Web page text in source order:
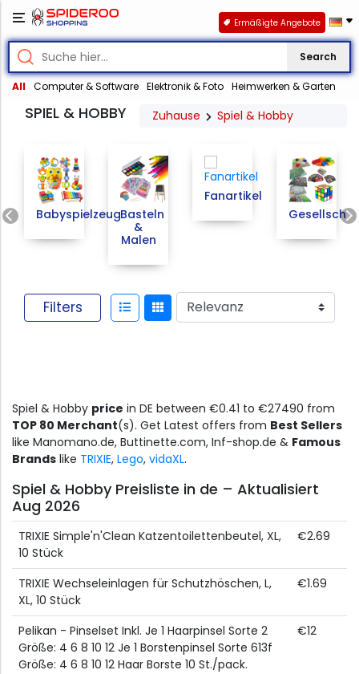
Search
All Computer & Software Elektronik & Foto Heimwerken & Garten
Ermäßigte Angebote
SPIEL & HOBBY Zuhause Spiel & Hobby
Previous
BabyspielzeugBasteln
&
Malen
Fanartikel
Filters
Spiel & Hobby price in DE between €0.41 to €27490 from
TOP 80 Merchant(s). Get Latest offers from Best Sellers
like Manomano.de, Buttinette.com, Inf-shop.de & Famous
Brands like TRIXIE, Lego, vidaXL.
Spiel & Hobby Preisliste in de – Aktualisiert
Aug 2026
TRIXIE Simple'n'Clean Katzentoilettenbeutel, XL,
10 Stück
€2.69
TRIXIE Wechseleinlagen für Schutzhöschen, L,
XL, 10 Stück
€1.69
Pelikan - Pinselset Inkl. Je 1 Haarpinsel Sorte 2
Größe: 4 6 8 10 12 Je 1 Borstenpinsel Sorte 613f
Größe: 4 6 8 10 12 Haar Borste 10 St./pack.
€12